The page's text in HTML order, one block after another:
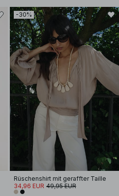
-30%
Rüschenshirt mit geraffter Taille
34,96 EUR 49,95 EUR